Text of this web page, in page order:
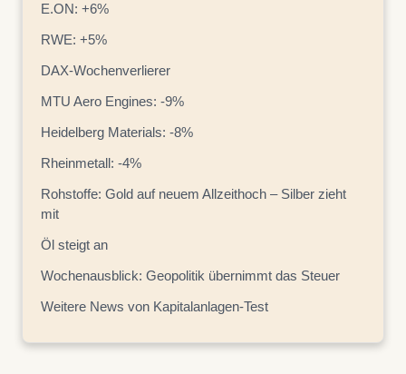
E.ON: +6%
RWE: +5%
DAX-Wochenverlierer
MTU Aero Engines: -9%
Heidelberg Materials: -8%
Rheinmetall: -4%
Rohstoffe: Gold auf neuem Allzeithoch – Silber zieht
mit
Öl steigt an
Wochenausblick: Geopolitik übernimmt das Steuer
Weitere News von Kapitalanlagen-Test